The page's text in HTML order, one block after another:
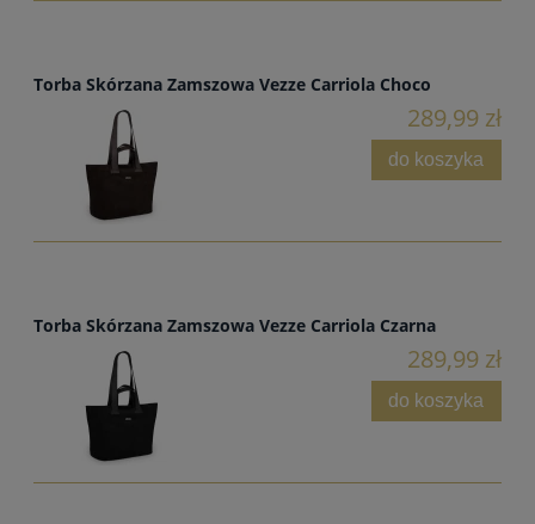
Torba Skórzana Zamszowa Vezze Carriola Choco
289,99 zł
do koszyka
Torba Skórzana Zamszowa Vezze Carriola Czarna
289,99 zł
do koszyka